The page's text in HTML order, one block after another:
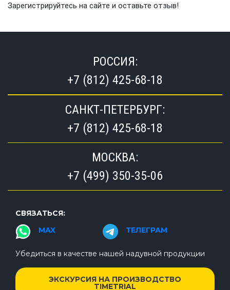
Зарегистрируйтесь на сайте и оставьте отзыв!
РОССИЯ:
+7 (812) 425-68-18
САНКТ-ПЕТЕРБУРГ:
+7 (812) 425-68-18
МОСКВА:
+7 (499) 350-35-06
СВЯЗАТЬСЯ:
MAX
ТЕЛЕГРАМ
Убедиться в качестве нашей надувной продукции
ЭКСКУРСИЯ НА ПРОИЗВОДСТВО
TIMETRIAL